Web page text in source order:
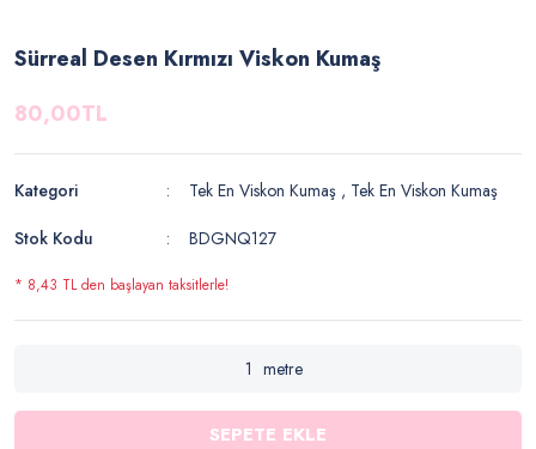
Sürreal Desen Kırmızı Viskon Kumaş
80,00TL
Kategori Tek En Viskon Kumaş , Tek En Viskon Kumaş
Stok Kodu
BDGNQ127
* 8,43 TL den başlayan taksitlerle!
metre
SEPETE EKLE